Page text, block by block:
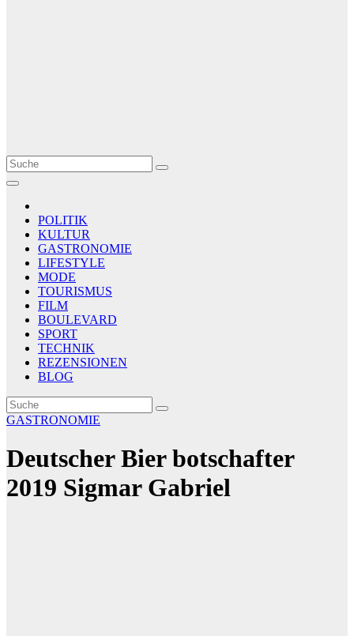
Le Matin
AGENCE DE PRESSE
POLITIK
KULTUR
GASTRONOMIE
LIFESTYLE
MODE
TOURISMUS
FILM
BOULEVARD
SPORT
TECHNIK
REZENSIONEN
BLOG
GASTRONOMIE
Deutscher Bier botschafter
2019 Sigmar Gabriel